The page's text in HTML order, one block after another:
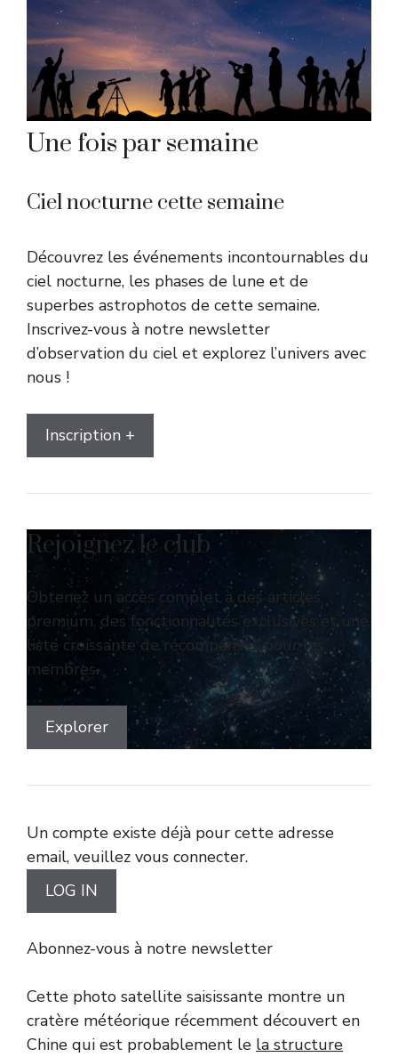
Une fois par semaine
Ciel nocturne cette semaine
Découvrez les événements incontournables du
ciel nocturne, les phases de lune et de
superbes astrophotos de cette semaine.
Inscrivez-vous à notre newsletter
d’observation du ciel et explorez l’univers avec
nous !
Inscription +
Rejoignez le club
Obtenez un accès complet à des articles
premium, des fonctionnalités exclusives et une
liste croissante de récompenses pour les
membres.
Explorer
Un compte existe déjà pour cette adresse
email, veuillez vous connecter.
Abonnez-vous à notre newsletter
Cette photo satellite saisissante montre un
cratère météorique récemment découvert en
Chine qui est probablement le la structure